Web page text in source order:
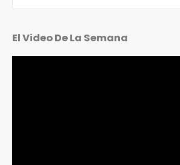
El Video De La Semana